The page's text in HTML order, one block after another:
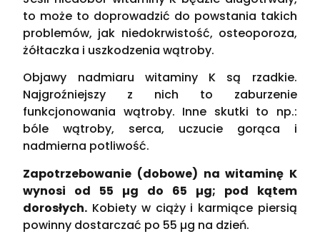
to może to doprowadzić do powstania takich
problemów, jak niedokrwistość, osteoporoza,
żółtaczka i uszkodzenia wątroby.
Objawy nadmiaru witaminy K są rzadkie.
Najgroźniejszy z nich to zaburzenie
funkcjonowania wątroby. Inne skutki to np.:
bóle wątroby, serca, uczucie gorąca i
nadmierna potliwość.
Zapotrzebowanie (dobowe) na witaminę K
wynosi od 55 µg do 65 µg; pod kątem
dorosłych. Kobiety w ciąży i karmiące piersią
powinny dostarczać po 55 µg na dzień.